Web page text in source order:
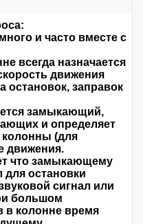
и часто вместе с
всегда назначается
движения
остановок, заправок
замыкающий,
и определяет
колонны (для
движения.
что замыкающему
для остановки
сигнал или
большом
в колонне время